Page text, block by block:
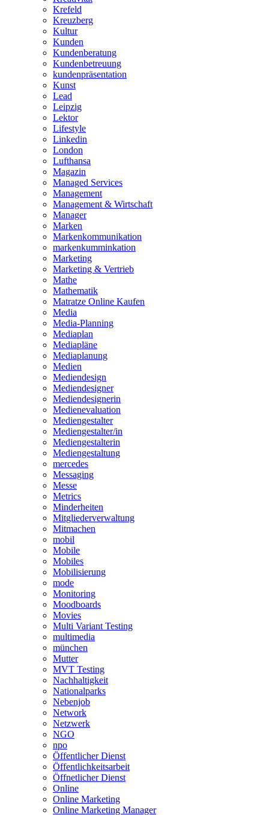
Krefeld
Kreuzberg
Kultur
Kunden
Kundenberatung
Kundenbetreuung
kundenpräsentation
Kunst
Lead
Leipzig
Lektor
Lifestyle
Linkedin
London
Lufthansa
Magazin
Managed Services
Management
Management & Wirtschaft
Manager
Marken
Markenkommunikation
markenkumminkation
Marketing
Marketing & Vertrieb
Mathe
Mathematik
Matratze Online Kaufen
Media
Media-Planning
Mediaplan
Mediapläne
Mediaplanung
Medien
Mediendesign
Mediendesigner
Mediendesignerin
Medienevaluation
Mediengestalter
Mediengestalter/in
Mediengestalterin
Mediengestaltung
mercedes
Messaging
Messe
Metrics
Minderheiten
Mitgliederverwaltung
Mitmachen
mobil
Mobile
Mobiles
Mobilisierung
mode
Monitoring
Moodboards
Movies
Multi Variant Testing
multimedia
münchen
Mutter
MVT Testing
Nachhaltigkeit
Nationalparks
Nebenjob
Network
Netzwerk
NGO
npo
Öffentlicher Dienst
Öffentlichkeitsarbeit
Öffnetlicher Dienst
Online
Online Marketing
Online Marketing Manager